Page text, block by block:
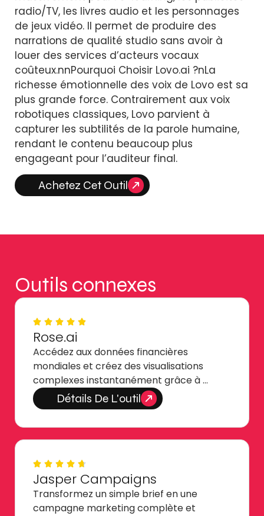
radio/TV, les livres audio et les personnages
de jeux vidéo. Il permet de produire des
narrations de qualité studio sans avoir à
louer des services d’acteurs vocaux
coûteux.nnPourquoi Choisir Lovo.ai ?nLa
richesse émotionnelle des voix de Lovo est sa
plus grande force. Contrairement aux voix
robotiques classiques, Lovo parvient à
capturer les subtilités de la parole humaine,
rendant le contenu beaucoup plus
engageant pour l’auditeur final.
Achetez Cet Outil
Outils connexes
Rose.ai
Accédez aux données financières
mondiales et créez des visualisations
complexes instantanément grâce à …
Détails De L'outil
Jasper Campaigns
Transformez un simple brief en une
campagne marketing complète et